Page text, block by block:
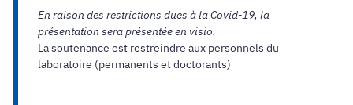
En raison des restrictions dues à la Covid-19, la
présentation sera présentée en visio.
La soutenance est restreindre aux personnels du
laboratoire (permanents et doctorants)